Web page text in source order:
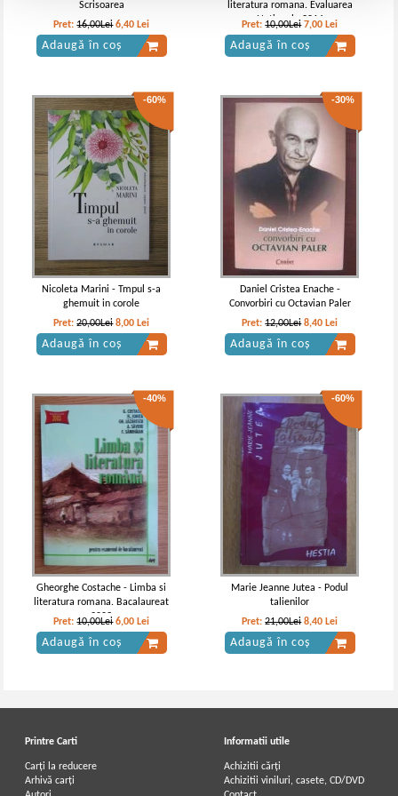
Scrisoarea
Pret:16,00Lei 6,40 Lei
Adaugă în coș
literatura romana. Evaluarea
Nationala 2014
Pret:10,00Lei 7,00 Lei
Adaugă în coș
-60%
Nicoleta Marini - Tmpul s-a
ghemuit in corole
Pret:20,00Lei 8,00 Lei
Adaugă în coș
-30%
Daniel Cristea Enache -
Convorbiri cu Octavian Paler
Pret:12,00Lei 8,40 Lei
Adaugă în coș
-40%
Gheorghe Costache - Limba si
literatura romana. Bacalaureat
2003
Pret:10,00Lei 6,00 Lei
Adaugă în coș
-60%
Marie Jeanne Jutea - Podul
talienilor
Pret:21,00Lei 8,40 Lei
Adaugă în coș
Printre Carti
Carți la reducere
Arhivă carți
Informatii utile
Achizitii cărți
Achizitii viniluri, casete, CD/DVD